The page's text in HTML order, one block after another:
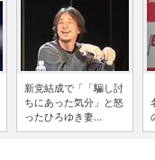
新党結成で「「騙し討
ちにあった気分」と怒
ったひろゆき妻...